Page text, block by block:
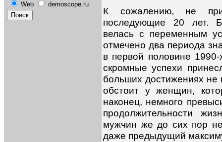
Web demoscope.ru
К сожалению, не
последующие 20 лет.
велась с переменным
отмечено два периода
в первой половине
скромные успехи
больших достижениях не
обстоит у женщин,
наконец, немного
продолжительности
мужчин же до сих пор
даже предыдущий